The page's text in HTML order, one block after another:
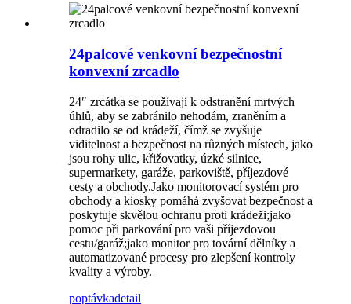
24palcové venkovní bezpečnostní
konvexní zrcadlo
24″ zrcátka se používají k odstranění mrtvých
úhlů, aby se zabránilo nehodám, zraněním a
odradilo se od krádeží, čímž se zvyšuje
viditelnost a bezpečnost na různých místech, jako
jsou rohy ulic, křižovatky, úzké silnice,
supermarkety, garáže, parkoviště, příjezdové
cesty a obchody.Jako monitorovací systém pro
obchody a kiosky pomáhá zvyšovat bezpečnost a
poskytuje skvělou ochranu proti krádeži;jako
pomoc při parkování pro vaši příjezdovou
cestu/garáž;jako monitor pro tovární dělníky a
automatizované procesy pro zlepšení kontroly
kvality a výroby.
poptávkadetail